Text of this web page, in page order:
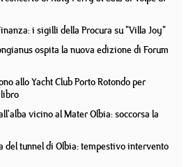
i sigilli della Procura su "Villa Joy"
ospita la nuova edizione di Forum
allo Yacht Club Porto Rotondo per
vicino al Mater Olbia: soccorsa la
del tunnel di Olbia: tempestivo intervento